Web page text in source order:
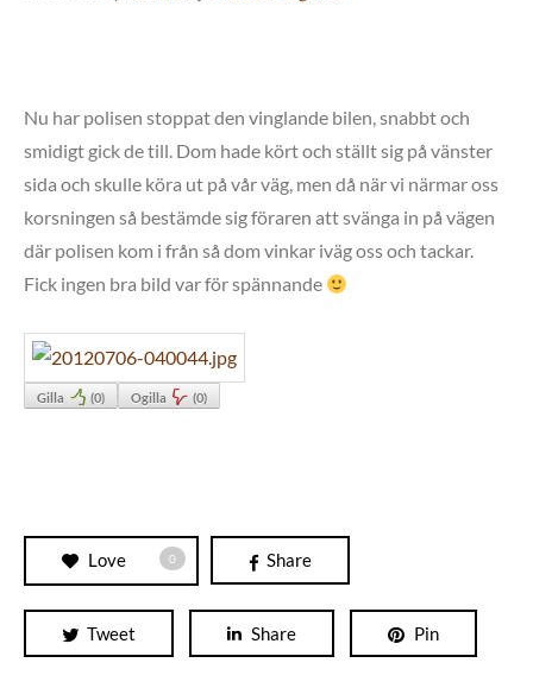
Nu har polisen stoppat den vinglande bilen, snabbt och
smidigt gick de till. Dom hade kört och ställt sig på vänster
sida och skulle köra ut på vår väg, men då när vi närmar oss
korsningen så bestämde sig föraren att svänga in på vägen
där polisen kom i från så dom vinkar iväg oss och tackar.
Fick ingen bra bild var för spännande
Gilla (0) Ogilla (0)
Love 0 Share
Tweet Share Pin